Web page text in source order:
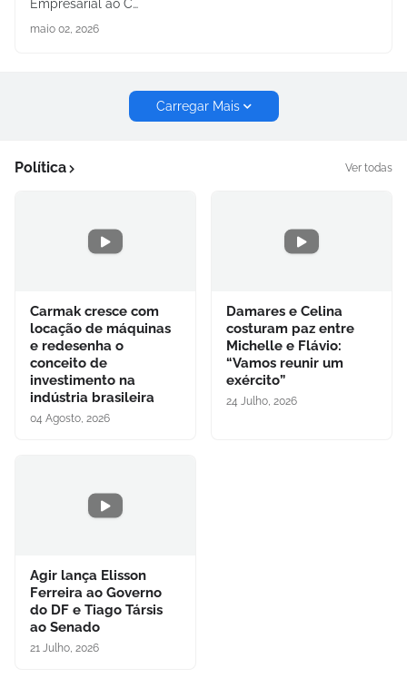
Empresarial ao C…
maio 02, 2026
Carregar Mais
Política Ver todas
Carmak cresce com
locação de máquinas
e redesenha o
conceito de
investimento na
indústria brasileira
04 Agosto, 2026
Damares e Celina
costuram paz entre
Michelle e Flávio:
“Vamos reunir um
exército”
24 Julho, 2026
Agir lança Elisson
Ferreira ao Governo
do DF e Tiago Társis
ao Senado
21 Julho, 2026